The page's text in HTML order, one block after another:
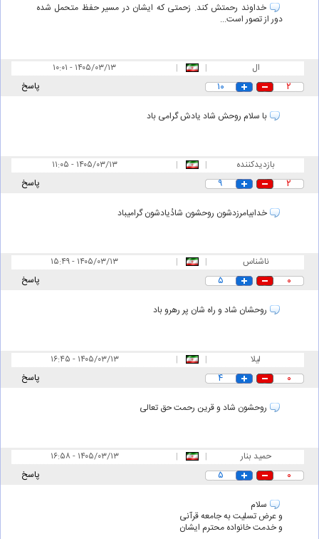
خداوند رحمتش کند. زحمتی که ایشان در مسیر حفظ متحمل شده
دور از تصور است...
ال |
| ۱۰:۰۱ - ۱۴۰۵/۰۳/۱۳
۲ ۱۰ پاسخ
با سلام روحش شاد یادش گرامی باد
بازدیدکننده |
| ۱۱:۰۵ - ۱۴۰۵/۰۳/۱۳
۲ ۹ پاسخ
خدابیامرزدشون روحشون شادُیادشون گرامیباد
ناشناس |
| ۱۵:۴۹ - ۱۴۰۵/۰۳/۱۳
۰ ۵ پاسخ
روحشان شاد و راه شان پر رهرو باد
لیلا |
| ۱۶:۴۵ - ۱۴۰۵/۰۳/۱۳
۰ ۴ پاسخ
روحشون شاد و قرین رحمت حق تعالی
حمید بنار |
| ۱۶:۵۸ - ۱۴۰۵/۰۳/۱۳
۰ ۵ پاسخ
سلام
و عرض تسلیت به جامعه قرآنی
و خدمت خانواده محترم ایشان